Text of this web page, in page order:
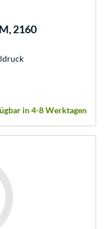
2160
in 4-8 Werktagen